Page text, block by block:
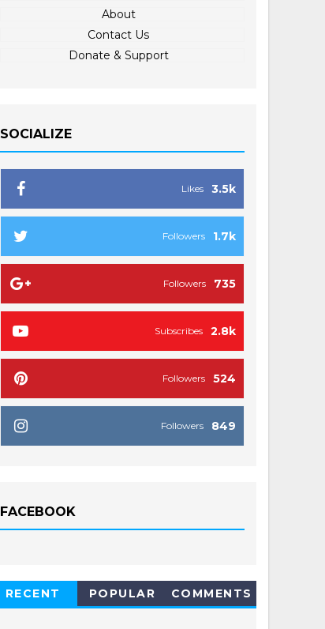
About
Contact Us
Donate & Support
SOCIALIZE
3.5k
Likes
1.7k
Followers
735
Followers
2.8k
Subscribes
524
Followers
849
Followers
FACEBOOK
RECENT POPULAR COMMENTS